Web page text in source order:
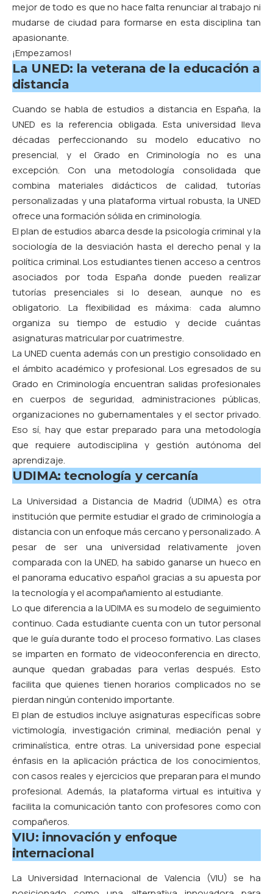
mejor de todo es que no hace falta renunciar al trabajo ni
mudarse de ciudad para formarse en esta disciplina tan
apasionante.
¡Empezamos!
La UNED: la veterana de la educación a
distancia
Cuando se habla de estudios a distancia en España, la
UNED es la referencia obligada. Esta universidad lleva
décadas perfeccionando su modelo educativo no
presencial, y el Grado en Criminología no es una
excepción. Con una metodología consolidada que
combina materiales didácticos de calidad, tutorías
personalizadas y una plataforma virtual robusta, la UNED
ofrece una formación sólida en criminología.
El plan de estudios abarca desde la psicología criminal y la
sociología de la desviación hasta el derecho penal y la
política criminal. Los estudiantes tienen acceso a centros
asociados por toda España donde pueden realizar
tutorías presenciales si lo desean, aunque no es
obligatorio. La flexibilidad es máxima: cada alumno
organiza su tiempo de estudio y decide cuántas
asignaturas matricular por cuatrimestre.
La UNED cuenta además con un prestigio consolidado en
el ámbito académico y profesional. Los egresados de su
Grado en Criminología encuentran salidas profesionales
en cuerpos de seguridad, administraciones públicas,
organizaciones no gubernamentales y el sector privado.
Eso sí, hay que estar preparado para una metodología
que requiere autodisciplina y gestión autónoma del
aprendizaje.
UDIMA: tecnología y cercanía
La Universidad a Distancia de Madrid (UDIMA) es otra
institución que permite estudiar el grado de criminología a
distancia con un enfoque más cercano y personalizado. A
pesar de ser una universidad relativamente joven
comparada con la UNED, ha sabido ganarse un hueco en
el panorama educativo español gracias a su apuesta por
la tecnología y el acompañamiento al estudiante.
Lo que diferencia a la UDIMA es su modelo de seguimiento
continuo. Cada estudiante cuenta con un tutor personal
que le guía durante todo el proceso formativo. Las clases
se imparten en formato de videoconferencia en directo,
aunque quedan grabadas para verlas después. Esto
facilita que quienes tienen horarios complicados no se
pierdan ningún contenido importante.
El plan de estudios incluye asignaturas específicas sobre
victimología, investigación criminal, mediación penal y
criminalística, entre otras. La universidad pone especial
énfasis en la aplicación práctica de los conocimientos,
con casos reales y ejercicios que preparan para el mundo
profesional. Además, la plataforma virtual es intuitiva y
facilita la comunicación tanto con profesores como con
compañeros.
VIU: innovación y enfoque
internacional
La Universidad Internacional de Valencia (VIU) se ha